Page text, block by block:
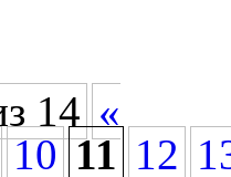
14 «
10 11 12